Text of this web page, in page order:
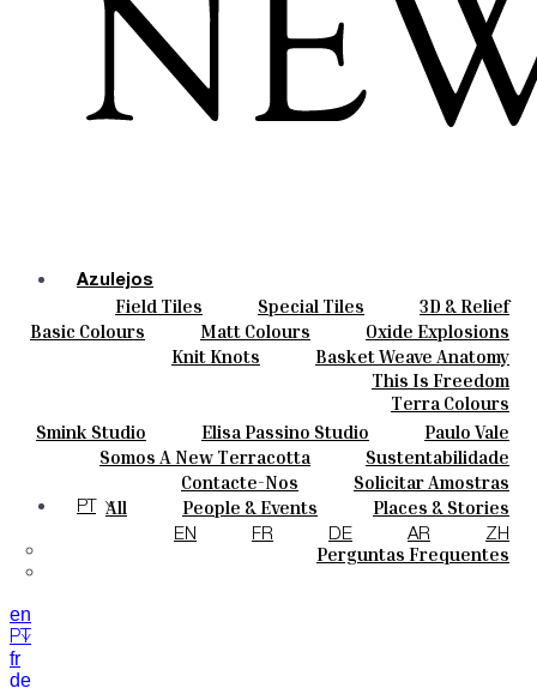
Azulejos
Field Tiles Special Tiles
3D & Relief
Hand Painted
Bold Pattern
Parquet Bisque
Natural Cotto
Smink Studio
Elisa Passino
Paulo Vale
Cores
Basic Colours Matt Colours
Oxide Explosions
Special Firing
Vintage Metallics
Dry Colours
Terra Colours
Cerâmicas
Knit Knots
Basket Weave Anatomy
This Is Freedom
Personalizar
Smink Studio Elisa Passino Studio Paulo Vale
Quem Somos
Somos A New Terracotta
Sustentabilidade
O Estúdio
Contactos
Contacte-Nos
Solicitar Amostras
Como Comprar
Catálogos E Especificações Técnicas
Perguntas Frequentes
All People & Events
Places & Stories
Materiais & Sustainability
Inspiration & Culture
PT
EN FR DE AR ZH
en
PT
fr
de
MANUAIS